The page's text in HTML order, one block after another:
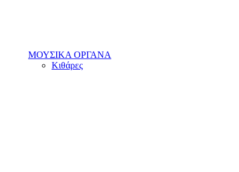
ΜΟΥΣΙΚΑ ΟΡΓΑΝΑ
Κιθάρες